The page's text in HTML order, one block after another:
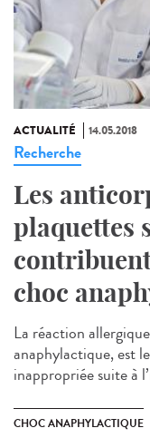
ACTUALITÉ 14.05.2018
Recherche
Les
plaquettes
choc
La réaction
anaphylactique, est
inappropriée suite à
CHOC ANAPHYLACTIQUE